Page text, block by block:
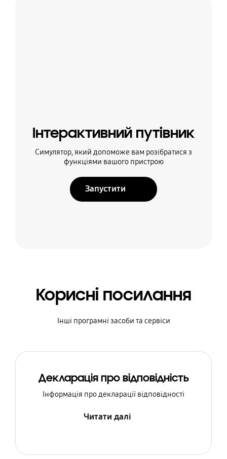
Інтерактивний путівник
Симулятор, який допоможе вам розібратися з
функціями вашого пристрою
Запустити
Корисні посилання
Інші програмні засоби та сервіси
Декларація про відповідність
Інформація про декларації відповідності
Читати далі